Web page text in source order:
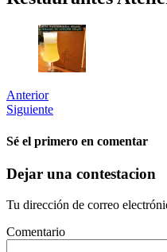
Anterior
Siguiente
Sé el primero en comentar
Dejar una contestacion
Tu dirección de correo
Comentario